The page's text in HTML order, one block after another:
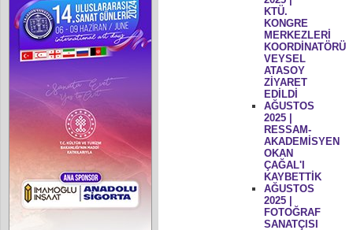
KTÜ.
KONGRE
MERKEZLERİ
KOORDİNATÖRÜ
VEYSEL
ATASOY
ZİYARET
EDİLDİ
AĞUSTOS
2025 |
RESSAM-
AKADEMİSYEN
OKAN
ÇAĞAL'I
KAYBETTİK
AĞUSTOS
2025 |
FOTOĞRAF
SANATÇISI